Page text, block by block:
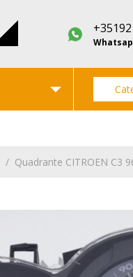
Quadrante CITROEN C3